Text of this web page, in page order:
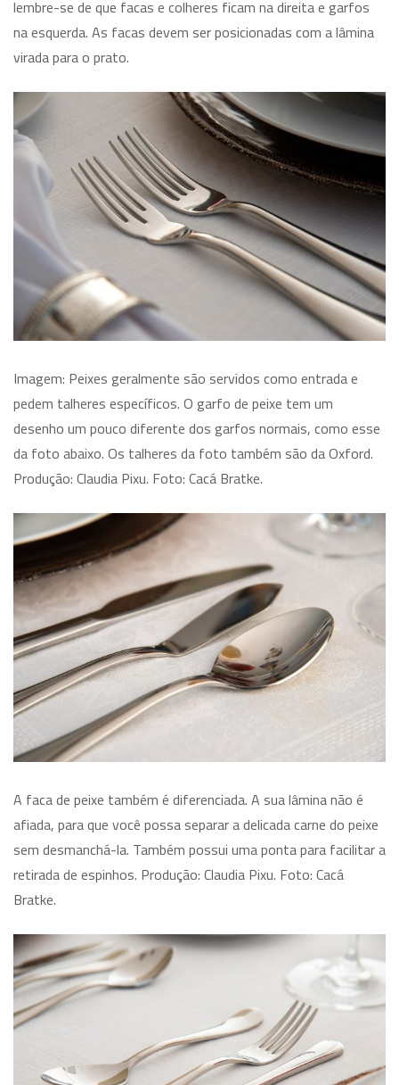
lembre-se de que facas e colheres ficam na direita e garfos
na esquerda. As facas devem ser posicionadas com a lâmina
virada para o prato.
Imagem: Peixes geralmente são servidos como entrada e
pedem talheres específicos. O garfo de peixe tem um
desenho um pouco diferente dos garfos normais, como esse
da foto abaixo. Os talheres da foto também são da Oxford.
Produção: Claudia Pixu. Foto: Cacá Bratke.
A faca de peixe também é diferenciada. A sua lâmina não é
afiada, para que você possa separar a delicada carne do peixe
sem desmanchá-la. Também possui uma ponta para facilitar a
retirada de espinhos. Produção: Claudia Pixu. Foto: Cacá
Bratke.